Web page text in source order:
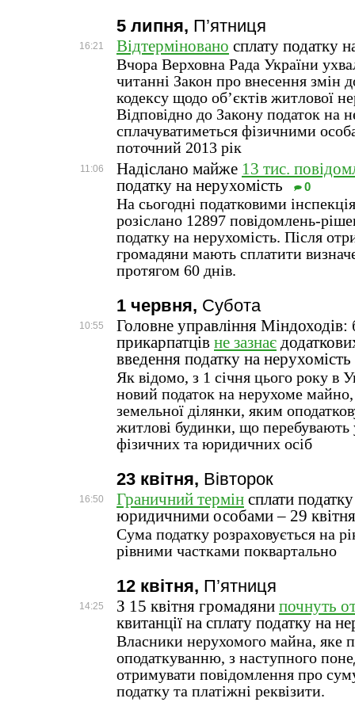
5 липня, П’ятниця
16:21 Відтерміновано сплату податку
Вчора Верховна Рада України
читанні Закон про внесення змін
кодексу щодо об’єктів житлової
Відповідно до Закону податок на
сплачуватиметься фізичними
поточний 2013 рік
11:06 Надіслано майже 13 тис.
податку на нерухомість
0
На сьогодні податковими
розіслано 12897 повідомлень-
податку на нерухомість. Після
громадяни мають сплатити
протягом 60 днів.
1 червня, Субота
10:55
Головне управління Міндоходів:
прикарпатців не зазнає
введення податку на нерухомість
Як відомо, з 1 січня цього року в
новий податок на нерухоме майно,
земельної ділянки, яким
житлові будинки, що перебувають
фізичних та юридичних осіб
23 квітня, Вівторок
16:50 Граничний термін сплати
юридичними особами – 29
Сума податку розраховується на
рівними частками поквартально
12 квітня, П’ятниця
14:25 З 15 квітня громадяни почнуть
квитанції на сплату податку на
Власники нерухомого майна, яке
оподаткуванню, з наступного
отримувати повідомлення про
податку та платіжні реквізити.